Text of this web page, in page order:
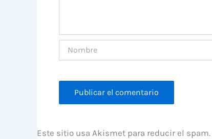
Este sitio usa Akismet para reducir el spam.